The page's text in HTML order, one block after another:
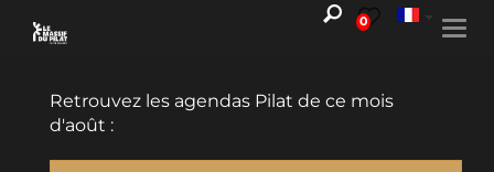
0
Retrouvez les agendas Pilat de ce mois
d'août :